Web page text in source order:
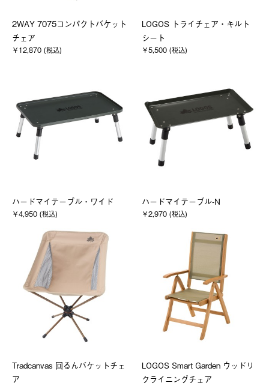
2WAY 7075コンパクトバケット
チェア
￥12,870 (税込)
LOGOS トライチェア・キルト
シート
￥5,500 (税込)
ハードマイテーブル・ワイド
￥4,950 (税込)
ハードマイテーブル-N
￥2,970 (税込)
Tradcanvas 回るんバケットチェ
ア
LOGOS Smart Garden ウッドリ
クライニングチェア